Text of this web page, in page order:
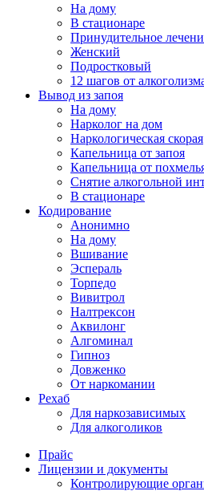
На дому
В стационаре
Принудительное
Женский
Подростковый
12 шагов от
Вывод из запоя
На дому
Нарколог на дом
Наркологическая скорая
Капельница от запоя
Капельница от
Снятие алкогольной
В стационаре
Кодирование
Анонимно
На дому
Вшивание
Эспераль
Торпедо
Вивитрол
Налтрексон
Аквилонг
Алгоминал
Гипноз
Довженко
От наркомании
Рехаб
Для наркозависимых
Для алкоголиков
Прайс
Лицензии и документы
Контролирующие